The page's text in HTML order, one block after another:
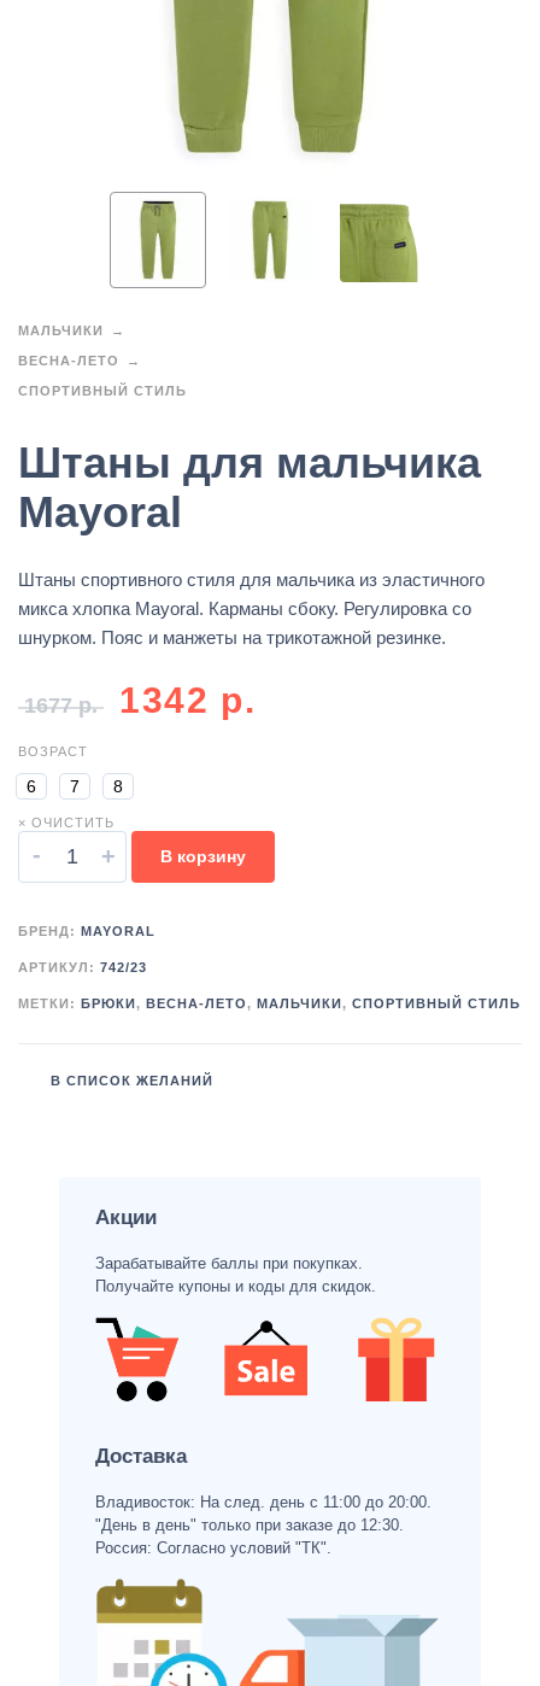
МАЛЬЧИКИ
ВЕСНА-ЛЕТО
СПОРТИВНЫЙ СТИЛЬ
Штаны для мальчика
Mayoral
Штаны спортивного стиля для мальчика из эластичного
микса хлопка Mayoral. Карманы сбоку. Регулировка со
шнурком. Пояс и манжеты на трикотажной резинке.
1677р. 1342 р.
ВОЗРАСТ
6 7 8
× ОЧИСТИТЬ
- + В корзину
БРЕНД: MAYORAL
АРТИКУЛ: 742/23
МЕТКИ: БРЮКИ , ВЕСНА-ЛЕТО, МАЛЬЧИКИ , СПОРТИВНЫЙ СТИЛЬ
В СПИСОК ЖЕЛАНИЙ
Акции
Зарабатывайте баллы при покупках.
Получайте купоны и коды для скидок.
Доставка
Владивосток: На след. день с 11:00 до 20:00.
"День в день" только при заказе до 12:30.
Россия: Согласно условий "ТК".